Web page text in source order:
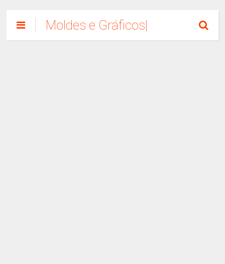
Moldes e Gráficos|
Como Fazer